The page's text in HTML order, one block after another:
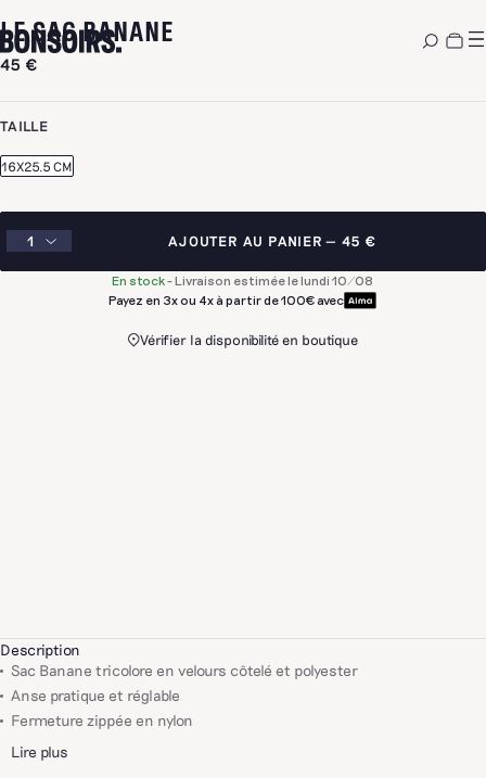
LE SAC BANANE
45 €
TAILLE
16X25.5 CM
AJOUTER AU PANIER 45 €
En stock-Livraison estimée le lundi 10/08
Payez en 3x ou 4x à partir de 100€ avec
Vérifier la disponibilité en boutique
Description
Sac Banane tricolore en velours côtelé et polyester
Anse pratique et réglable
Fermeture zippée en nylon
Lire plus